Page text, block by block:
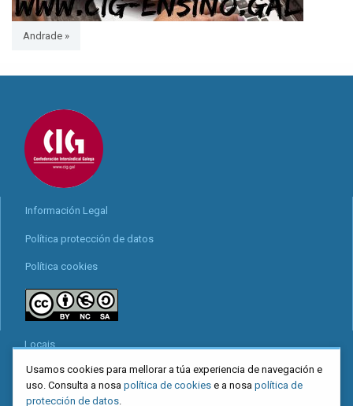
Andrade »
Información Legal
Política protección de datos
Política cookies
Locais
Mapa web
Redes sociais
Usamos cookies para mellorar a túa experiencia de navegación e
uso. Consulta a nosa política de cookies e a nosa política de
protección de datos